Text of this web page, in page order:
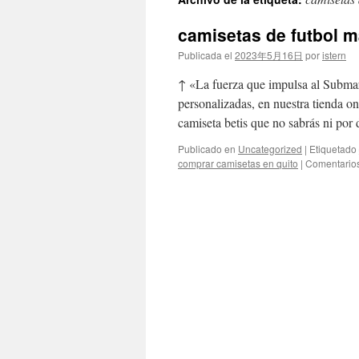
contenido
camisetas de futbol
Publicada el 2023年5月16日 poristern
↑ «La fuerza que impulsa al
personalizadas, en nuestra tienda
camiseta betis que no sabrás ni
Publicado en Uncategorized | Etiquetado
comprar camisetas en quito |